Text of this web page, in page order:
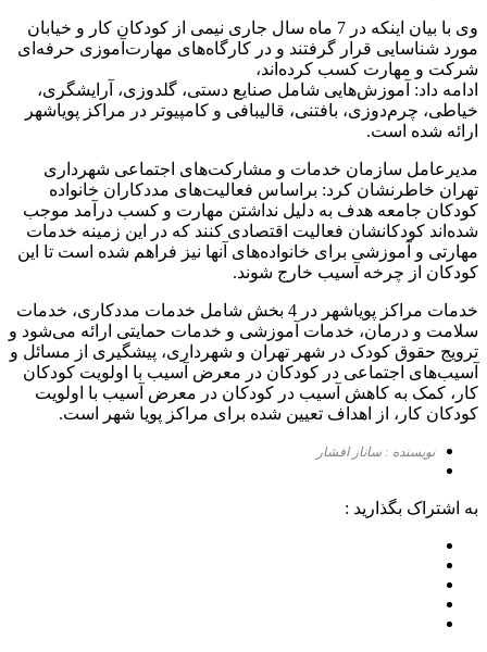
وی با بیان اینکه در 7 ماه سال جاری نیمی از کودکان کار و خیابان
مورد شناسایی قرار گرفتند و در کارگاه‌های مهارت‌آموزی حرفه‌ای
شرکت و مهارت کسب کرده‌اند،
ادامه داد: آموزش‌هایی شامل صنایع دستی، گلدوزی، آرایشگری،
خیاطی، چرم‌دوزی، بافتنی، قالیبافی و کامپیوتر در مراکز پویاشهر
ارائه شده است.
مدیرعامل سازمان خدمات و مشارکت‌های اجتماعی شهرداری
تهران خاطرنشان کرد: براساس فعالیت‌های مددکاران خانواده
کودکان جامعه هدف به دلیل نداشتن مهارت و کسب درآمد موجب
شده‌اند کودکانشان فعالیت اقتصادی کنند که در این زمینه خدمات
مهارتی و آموزشی برای خانواده‌های آنها نیز فراهم شده است تا این
کودکان از چرخه آسیب خارج شوند.
خدمات مراکز پویاشهر در 4 بخش شامل خدمات مددکاری، خدمات
سلامت و درمان، خدمات آموزشی و خدمات حمایتی ارائه می‌شود و
ترویج حقوق کودک در شهر تهران و شهرداری، پیشگیری از مسائل و
آسیب‌های اجتماعی در کودکان در معرض آسیب با اولویت کودکان
کار، کمک به کاهش آسیب در کودکان در معرض آسیب با اولویت
کودکان کار، از اهداف تعیین شده برای مراکز پویا شهر است.
نویسنده : ساناز افشار
به اشتراک بگذارید :